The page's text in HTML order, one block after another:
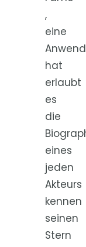
,
eine
hat
erlaubt
es
die
eines
jeden
Akteurs
kennen
seinen
Stern